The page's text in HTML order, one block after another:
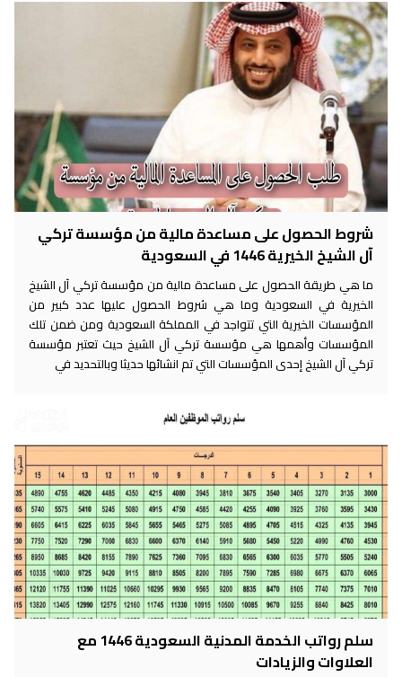
شروط الحصول على مساعدة مالية من مؤسسة تركي
آل الشيخ الخيرية 1446 في السعودية
ما هي طريقة الحصول على مساعدة مالية من مؤسسة تركي آل الشيخ
الخيرية في السعودية وما هي شروط الحصول عليها عدد كبير من
المؤسسات الخيرية التي تتواجد في المملكة السعودية ومن ضمن تلك
المؤسسات وأهمها هي مؤسسة تركي آل الشيخ حيث تعتبر مؤسسة
تركي آل الشيخ إحدى المؤسسات التي تم انشائها حديثا وبالتحديد في
سلم رواتب الخدمة المدنية السعودية 1446 مع
العلاوات والزيادات